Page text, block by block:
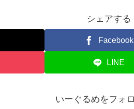
シェアする
Facebook
LINE
いーぐるめをフォ